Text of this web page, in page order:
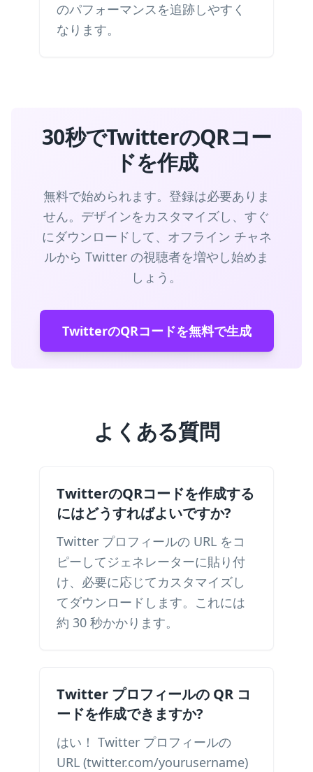
のパフォーマンスを追跡しやすく
なります。
30秒でTwitterのQRコー
ドを作成
無料で始められます。登録は必要ありま
せん。デザインをカスタマイズし、すぐ
にダウンロードして、オフライン チャネ
ルから Twitter の視聴者を増やし始めま
しょう。
TwitterのQRコードを無料で生成
よくある質問
TwitterのQRコードを作成する
にはどうすればよいですか?
Twitter プロフィールの URL をコ
ピーしてジェネレーターに貼り付
け、必要に応じてカスタマイズし
てダウンロードします。これには
約 30 秒かかります。
Twitter プロフィールの QR コ
ードを作成できますか?
はい！ Twitter プロフィールの
URL (twitter.com/yourusername)